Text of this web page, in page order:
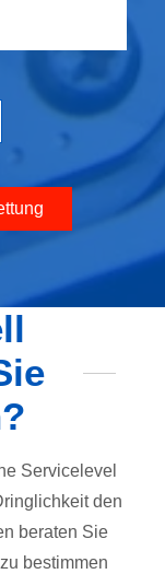
Servicelevel
den
beraten Sie
bestimmen